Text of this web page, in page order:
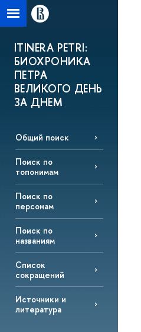
ITINERA PETRI:
БИОХРОНИКА
ПЕТРА
ВЕЛИКОГО ДЕНЬ
ЗА ДНЕМ
Общий поиск
Поиск по
топонимам
Поиск по
персонам
Поиск по
названиям
Список
сокращений
Источники и
литература